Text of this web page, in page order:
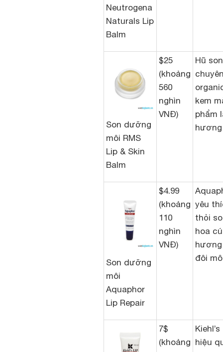
Neutrogena
Naturals Lip
Balm
Son dưỡng
môi RMS
Lip & Skin
Balm
$25
(khoảng
560
nghìn
VNĐ)
Hũ
kem
phẩm
Son dưỡng
môi
Aquaphor
Lip Repair
$4.99
(khoảng
110
nghìn
VNĐ)
yêu
thỏi
hoa
đôi
7$
(khoảng hiệu